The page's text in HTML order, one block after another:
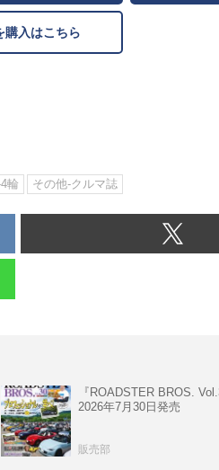
購入はこちら
輪 その他-クルマ誌
『ROADSTER BROS.
2026年7月30日発売
販売部